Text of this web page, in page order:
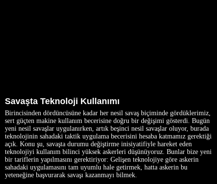
Savaşta Teknoloji Kullanımı
Birincisinden dördüncüsüne kadar her nesil savaş biçiminde gördüklerimiz,
sert güçten makine kullanım becerisine doğru bir değişimi gösterdi. Bugün
yeni nesil savaşlar uygulanırken, artık beşinci nesil savaşlar oluyor, burada
teknolojinin sahadaki taktik uygulama becerisini hesaba katmamız gerektiği
açık. Konu şu, savaşta durumu değiştirme inisiyatifiyle hareket eden
teknolojiyi kullanım bilinci yüksek askerleri düşünüyoruz. Bunlar bize yeni
bir tariflerin yapılmasını gerektiriyor: Gelişen teknolojiye göre askerin
sahadaki uygulamasını tam uyumlu hale getirmek, hatta askerin bu
yeteneğine başvurarak savaşı kazanmayı bilmek.